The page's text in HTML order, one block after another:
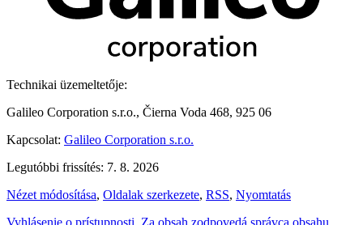
Technikai üzemeltetője:
Galileo Corporation s.r.o., Čierna Voda 468, 925 06
Kapcsolat: Galileo Corporation s.r.o.
Legutóbbi frissítés: 7. 8. 2026
Nézet módosítása, Oldalak szerkezete, RSS, Nyomtatás